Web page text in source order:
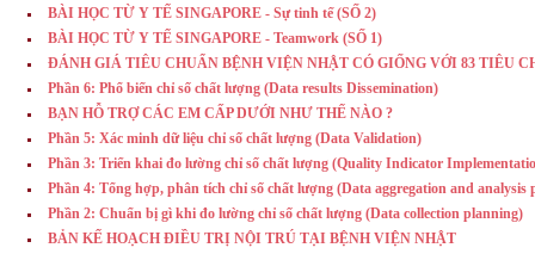
BÀI HỌC TỪ Y TẾ SINGAPORE - Sự tinh tế (SỐ 2)
BÀI HỌC TỪ Y TẾ SINGAPORE - Teamwork (SỐ 1)
ĐÁNH GIÁ TIÊU CHUẨN BỆNH VIỆN NHẬT CÓ GIỐNG VỚI 83 TIÊU
Phần 6: Phổ biến chỉ số chất lượng (Data results Dissemination)
BẠN HỖ TRỢ CÁC EM CẤP DƯỚI NHƯ THẾ NÀO ?
Phần 5: Xác minh dữ liệu chỉ số chất lượng (Data Validation)
Phần 3: Triển khai đo lường chỉ số chất lượng (Quality Indicator
Phần 4: Tổng hợp, phân tích chỉ số chất lượng (Data aggregation and analysis
Phần 2: Chuẩn bị gì khi đo lường chỉ số chất lượng (Data collection planning)
BẢN KẾ HOẠCH ĐIỀU TRỊ NỘI TRÚ TẠI BỆNH VIỆN NHẬT